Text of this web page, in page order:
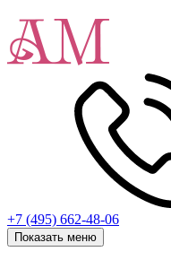
+7 (495) 662-48-06
Показать меню